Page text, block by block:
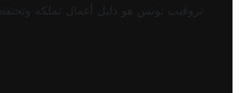
تروفيت تونس هو دليل أعمال تملكه